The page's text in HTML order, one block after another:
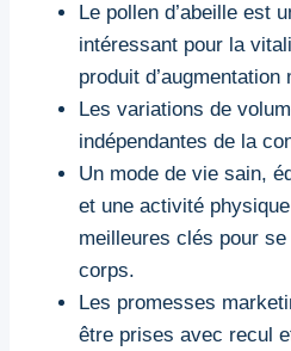
Le pollen d’abeille est
intéressant pour la
produit
Les variations de
indépendantes de la
Un mode de vie sain,
et une activité
meilleures clés pour
corps.
Les promesses
être prises avec recul